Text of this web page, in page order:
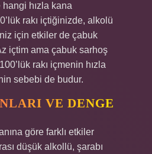
hızla kana
rakı içtiğinizde, alkolü
için etkiler de çabuk
içtim ama çabuk sarhoş
rakı içmenin hızla
sebebi de budur.
VE DENGE
göre farklı etkiler
düşük alkollü, şarabı